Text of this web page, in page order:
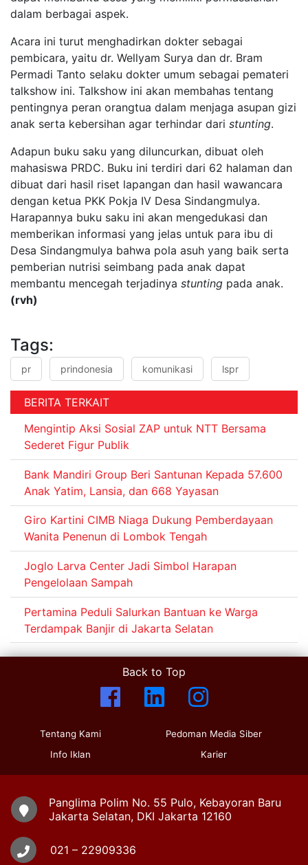
dalam berbagai aspek.
Acara ini turut menghadirkan dokter sebagai
pembicara, yaitu dr. Wellyam Surya dan dr. Bram
Permadi Tanto selaku dokter umum sebagai pemateri
talkshow ini. Talkshow ini akan membahas tentang
pentingnya peran orangtua dalam menjaga asupan gizi
anak serta kebersihan agar terhindar dari stunting.
Adapun buku saku yang diluncurkan, dibuat oleh
mahasiswa PRDC. Buku ini terdiri dari 62 halaman dan
dibuat dari hasil riset lapangan dan hasil wawancara
dengan ketua PKK Pokja IV Desa Sindangmulya.
Harapannya buku saku ini akan mengedukasi dan
memberikan informasi yang jelas untuk para ibu di
Desa Sindangmulya bahwa pola asuh yang baik serta
pemberian nutrisi seimbang pada anak dapat
membantu mencegah terjadinya stunting pada anak.
(rvh)
Tags:
pr prindonesia komunikasi lspr
BERITA TERKAIT
Mengintip Aksi Sosial ZAP untuk NTT Bersama
Sederet Figur Publik
Bank Mandiri Group Beri Santunan Kepada 57.600
Anak Yatim, Lansia, dan 668 Yayasan
Giro Kartini CIMB Niaga Dukung Pemberdayaan
Wanita Penenun di Lombok Tengah
Joglo Larva Center Jadi Simbol Harapan
Pengelolaan Sampah
Pertamina Peduli Salurkan Bantuan ke Warga
Terdampak Banjir di Jakarta Selatan
Back to Top
Tentang Kami
Info Iklan
Pedoman Media Siber
Karier
Panglima Polim No. 55 Pulo, Kebayoran Baru
Jakarta Selatan, DKI Jakarta 12160
021 – 22909336